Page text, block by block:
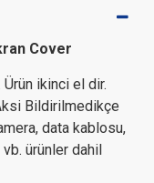
Cover
ikinci el dir.
Bildirilmedikçe
data kablosu,
vb. ürünler dahil